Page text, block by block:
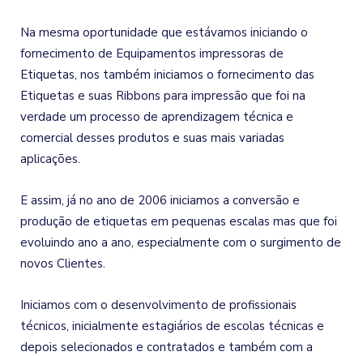
Na mesma oportunidade que estávamos iniciando o
fornecimento de Equipamentos impressoras de
Etiquetas, nos também iniciamos o fornecimento das
Etiquetas e suas Ribbons para impressão que foi na
verdade um processo de aprendizagem técnica e
comercial desses produtos e suas mais variadas
aplicações.
E assim, já no ano de 2006 iniciamos a conversão e
produção de etiquetas em pequenas escalas mas que foi
evoluindo ano a ano, especialmente com o surgimento de
novos Clientes.
Iniciamos com o desenvolvimento de profissionais
técnicos, inicialmente estagiários de escolas técnicas e
depois selecionados e contratados e também com a